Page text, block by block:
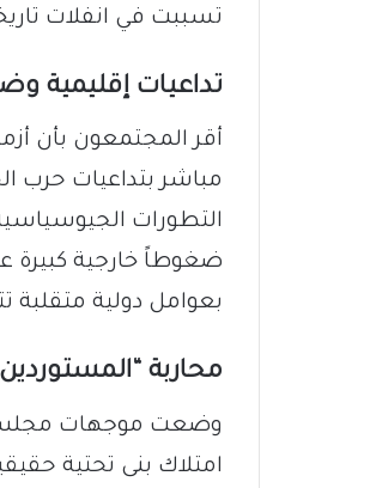
تسببت في انفلات
​تداعيات إقليمية
​أقر المجتمعون بأن
مباشر بتداعيات حرب
التطورات
ضغوطاً خارجية كبيرة
بعوامل دولية متقلبة
​محاربة
​وضعت موجهات مجلس
امتلاك بنى تحتية